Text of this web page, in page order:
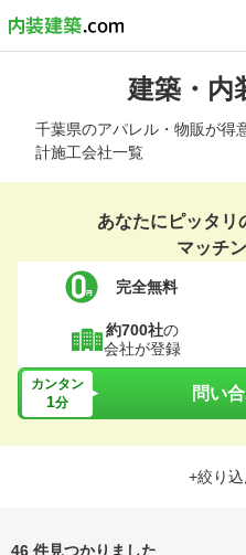
建築・内
千葉県のアパレル・物販が得
計施工会社一覧
あなたにピッタリ
マッチ
完全無料
約700社の
会社が登録
カンタン
1分 問い
+絞り
46 件見つかりました